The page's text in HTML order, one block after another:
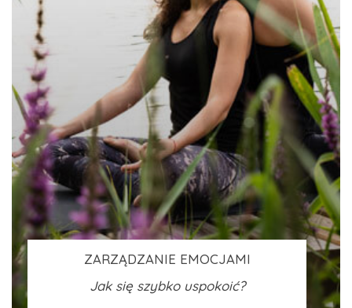
ZARZĄDZANIE EMOCJAMI
Jak się szybko uspokoić?